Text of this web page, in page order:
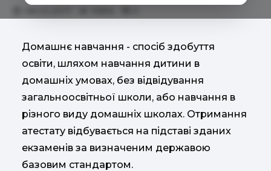
Домашнє навчання - спосіб здобуття
освіти, шляхом навчання дитини в
домашніх умовах, без відвідування
загальноосвітньої школи, або навчання в
різного виду домашніх школах. Отримання
атестату відбувається на підставі зданих
екзаменів за визначеним державою
базовим стандартом.